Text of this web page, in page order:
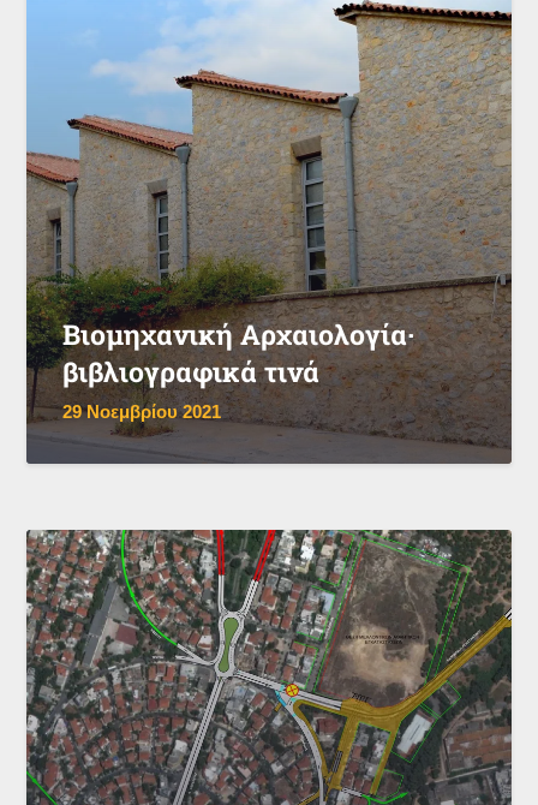
Βιομηχανική Αρχαιολογία·
βιβλιογραφικά τινά
29 Νοεμβρίου 2021